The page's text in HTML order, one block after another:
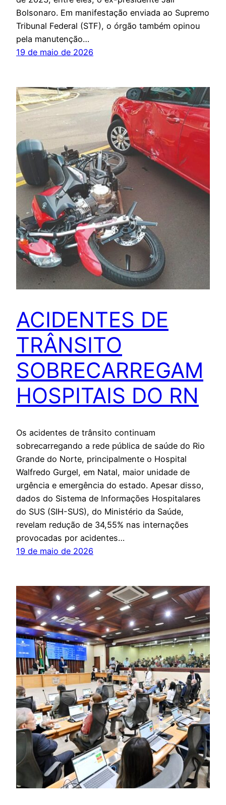
Bolsonaro. Em manifestação enviada ao Supremo
Tribunal Federal (STF), o órgão também opinou
pela manutenção…
19 de maio de 2026
ACIDENTES DE
TRÂNSITO
SOBRECARREGAM
HOSPITAIS DO RN
Os acidentes de trânsito continuam
sobrecarregando a rede pública de saúde do Rio
Grande do Norte, principalmente o Hospital
Walfredo Gurgel, em Natal, maior unidade de
urgência e emergência do estado. Apesar disso,
dados do Sistema de Informações Hospitalares
do SUS (SIH-SUS), do Ministério da Saúde,
revelam redução de 34,55% nas internações
provocadas por acidentes…
19 de maio de 2026